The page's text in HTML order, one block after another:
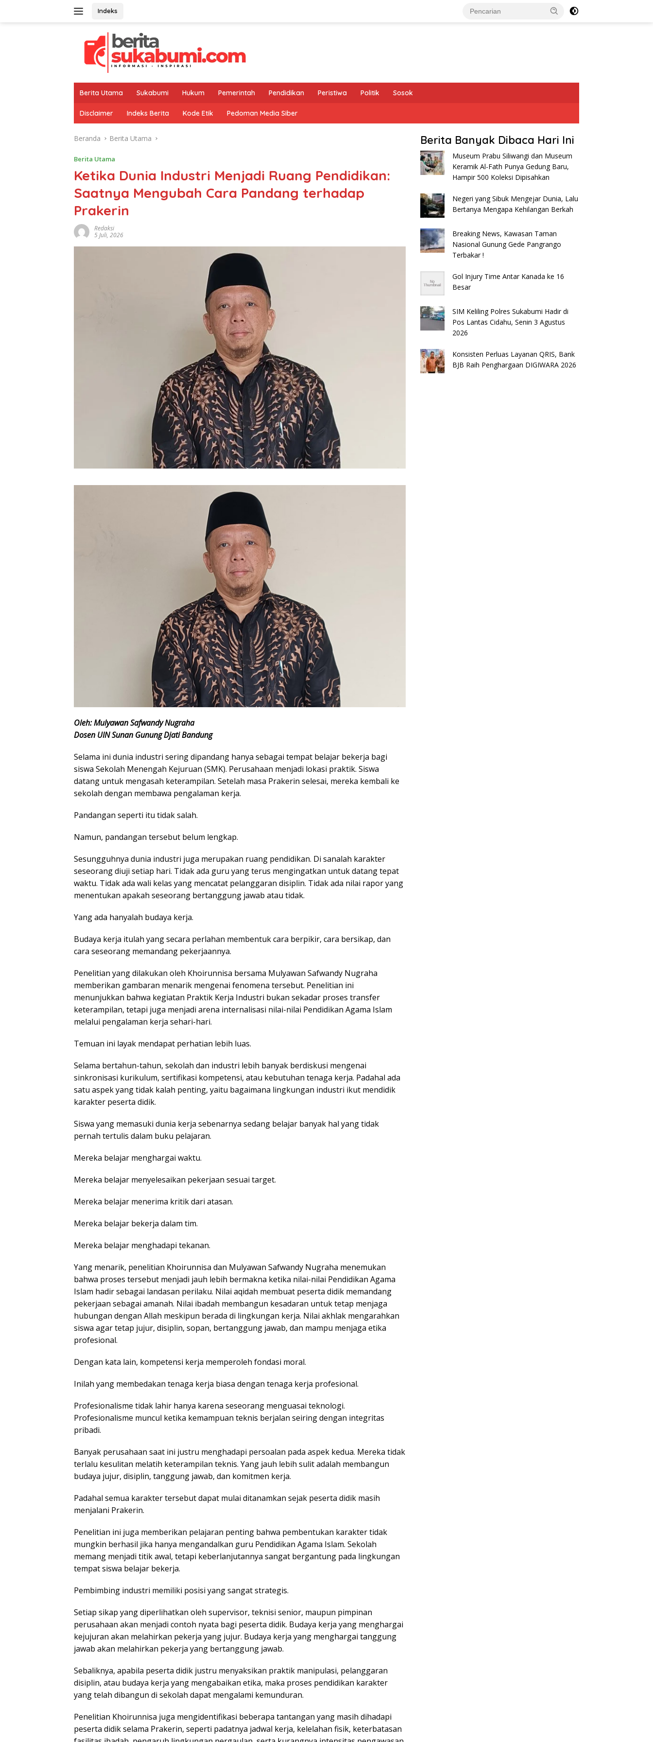
Indeks
Berita Utama Sukabumi Hukum Pemerintah Pendidikan Peristiwa Politik Sosok
Disclaimer Indeks Berita Kode Etik Pedoman Media Siber
Beranda Berita Utama
Berita Utama
Ketika Dunia Industri Menjadi Ruang Pendidikan:
Saatnya Mengubah Cara Pandang terhadap
Prakerin
Redaksi
5 Juli, 2026
Oleh: Mulyawan Safwandy Nugraha
Dosen UIN Sunan Gunung Djati Bandung
Selama ini dunia industri sering dipandang hanya sebagai tempat belajar bekerja bagi
siswa Sekolah Menengah Kejuruan (SMK). Perusahaan menjadi lokasi praktik. Siswa
datang untuk mengasah keterampilan. Setelah masa Prakerin selesai, mereka kembali ke
sekolah dengan membawa pengalaman kerja.
Pandangan seperti itu tidak salah.
Namun, pandangan tersebut belum lengkap.
Sesungguhnya dunia industri juga merupakan ruang pendidikan. Di sanalah karakter
seseorang diuji setiap hari. Tidak ada guru yang terus mengingatkan untuk datang tepat
waktu. Tidak ada wali kelas yang mencatat pelanggaran disiplin. Tidak ada nilai rapor yang
menentukan apakah seseorang bertanggung jawab atau tidak.
Yang ada hanyalah budaya kerja.
Budaya kerja itulah yang secara perlahan membentuk cara berpikir, cara bersikap, dan
cara seseorang memandang pekerjaannya.
Penelitian yang dilakukan oleh Khoirunnisa bersama Mulyawan Safwandy Nugraha
memberikan gambaran menarik mengenai fenomena tersebut. Penelitian ini
menunjukkan bahwa kegiatan Praktik Kerja Industri bukan sekadar proses transfer
keterampilan, tetapi juga menjadi arena internalisasi nilai-nilai Pendidikan Agama Islam
melalui pengalaman kerja sehari-hari.
Temuan ini layak mendapat perhatian lebih luas.
Selama bertahun-tahun, sekolah dan industri lebih banyak berdiskusi mengenai
sinkronisasi kurikulum, sertifikasi kompetensi, atau kebutuhan tenaga kerja. Padahal ada
satu aspek yang tidak kalah penting, yaitu bagaimana lingkungan industri ikut mendidik
karakter peserta didik.
Siswa yang memasuki dunia kerja sebenarnya sedang belajar banyak hal yang tidak
pernah tertulis dalam buku pelajaran.
Mereka belajar menghargai waktu.
Mereka belajar menyelesaikan pekerjaan sesuai target.
Mereka belajar menerima kritik dari atasan.
Mereka belajar bekerja dalam tim.
Mereka belajar menghadapi tekanan.
Yang menarik, penelitian Khoirunnisa dan Mulyawan Safwandy Nugraha menemukan
bahwa proses tersebut menjadi jauh lebih bermakna ketika nilai-nilai Pendidikan Agama
Islam hadir sebagai landasan perilaku. Nilai aqidah membuat peserta didik memandang
pekerjaan sebagai amanah. Nilai ibadah membangun kesadaran untuk tetap menjaga
hubungan dengan Allah meskipun berada di lingkungan kerja. Nilai akhlak mengarahkan
siswa agar tetap jujur, disiplin, sopan, bertanggung jawab, dan mampu menjaga etika
profesional.
Dengan kata lain, kompetensi kerja memperoleh fondasi moral.
Inilah yang membedakan tenaga kerja biasa dengan tenaga kerja profesional.
Profesionalisme tidak lahir hanya karena seseorang menguasai teknologi.
Profesionalisme muncul ketika kemampuan teknis berjalan seiring dengan integritas
pribadi.
Banyak perusahaan saat ini justru menghadapi persoalan pada aspek kedua. Mereka tidak
terlalu kesulitan melatih keterampilan teknis. Yang jauh lebih sulit adalah membangun
budaya jujur, disiplin, tanggung jawab, dan komitmen kerja.
Padahal semua karakter tersebut dapat mulai ditanamkan sejak peserta didik masih
menjalani Prakerin.
Penelitian ini juga memberikan pelajaran penting bahwa pembentukan karakter tidak
mungkin berhasil jika hanya mengandalkan guru Pendidikan Agama Islam. Sekolah
memang menjadi titik awal, tetapi keberlanjutannya sangat bergantung pada lingkungan
tempat siswa belajar bekerja.
Pembimbing industri memiliki posisi yang sangat strategis.
Setiap sikap yang diperlihatkan oleh supervisor, teknisi senior, maupun pimpinan
perusahaan akan menjadi contoh nyata bagi peserta didik. Budaya kerja yang menghargai
kejujuran akan melahirkan pekerja yang jujur. Budaya kerja yang menghargai tanggung
jawab akan melahirkan pekerja yang bertanggung jawab.
Sebaliknya, apabila peserta didik justru menyaksikan praktik manipulasi, pelanggaran
disiplin, atau budaya kerja yang mengabaikan etika, maka proses pendidikan karakter
yang telah dibangun di sekolah dapat mengalami kemunduran.
Penelitian Khoirunnisa juga mengidentifikasi beberapa tantangan yang masih dihadapi
peserta didik selama Prakerin, seperti padatnya jadwal kerja, kelelahan fisik, keterbatasan
Berita Banyak Dibaca Hari Ini
Museum Prabu Siliwangi dan Museum
Keramik Al-Fath Punya Gedung Baru,
Hampir 500 Koleksi Dipisahkan
Negeri yang Sibuk Mengejar Dunia, Lalu
Bertanya Mengapa Kehilangan Berkah
Breaking News, Kawasan Taman
Nasional Gunung Gede Pangrango
Terbakar !
Gol Injury Time Antar Kanada ke 16
Besar
SIM Keliling Polres Sukabumi Hadir di
Pos Lantas Cidahu, Senin 3 Agustus
2026
Konsisten Perluas Layanan QRIS, Bank
BJB Raih Penghargaan DIGIWARA 2026